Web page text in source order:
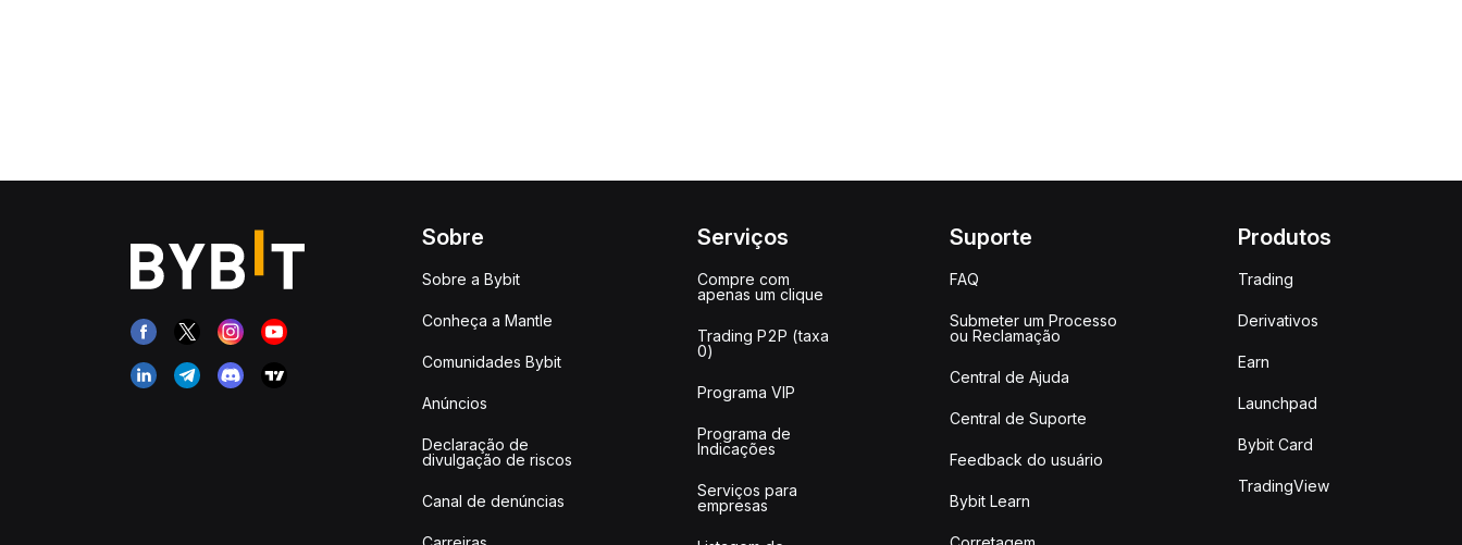
Sobre
Sobre a Bybit
Conheça a Mantle
Comunidades Bybit
Anúncios
Declaração de
divulgação de riscos
Canal de denúncias
Serviços
Compre com
apenas um clique
Trading P2P (taxa
0)
Programa VIP
Programa de
Indicações
Serviços para
empresas
Suporte
FAQ
Submeter um Processo
ou Reclamação
Central de Ajuda
Central de Suporte
Feedback do usuário
Bybit Learn
Produtos
Trading
Derivativos
Earn
Launchpad
Bybit Card
TradingView